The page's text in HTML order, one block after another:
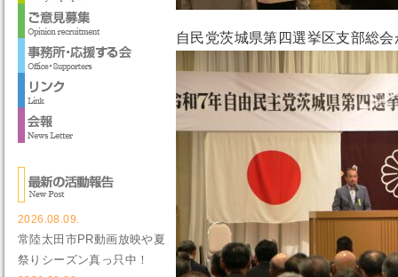
自民党茨城県第四選挙区支部総
2026.08.09.
常陸太田市PR動画放映や夏
祭りシーズン真っ只中！